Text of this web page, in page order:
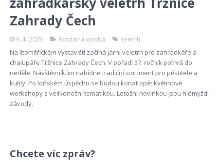
Zahrady Čech
9. 4. 2025 Rostlinná výroba Veletrh
Na litoměřickém výstavišti začíná jarní veletrh pro zahrádkáře a
chalupáře Tržnice Zahrady Čech. V pořadí 37. ročník potrvá do
neděle. Návštěvníkům nabídne tradiční sortiment pro pěstitele a
kutily. Po loňském úspěchu se budou konat opět květinové
workshopy s velikonoční tematikou. Letošní novinkou jsou hlemýždí
závody.
Chcete víc zpráv?